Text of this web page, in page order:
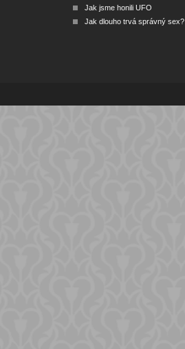
Jak jsme honili UFO
Jak dlouho trvá správný sex?